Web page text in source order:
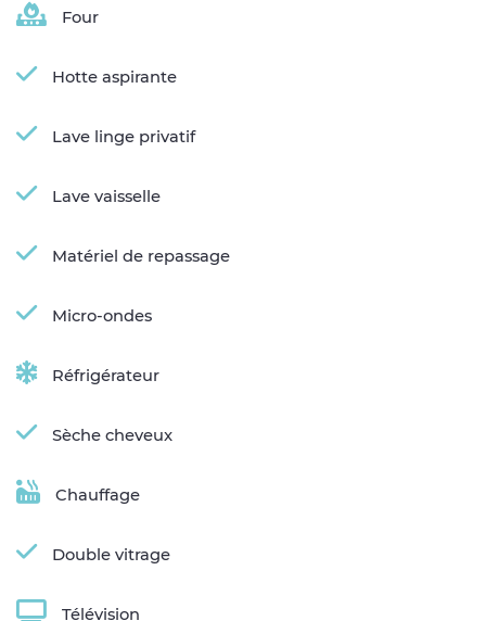
Four
Hotte aspirante
Lave linge privatif
Lave vaisselle
Matériel de repassage
Micro-ondes
Réfrigérateur
Sèche cheveux
Chauffage
Double vitrage
Télévision